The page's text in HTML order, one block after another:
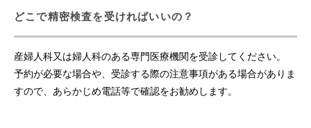
どこで精密検査を受ければいいの？
産婦人科又は婦人科のある専門医療機関を受診してください。
予約が必要な場合や、受診する際の注意事項がある場合がありま
すので、あらかじめ電話等で確認をお勧めします。